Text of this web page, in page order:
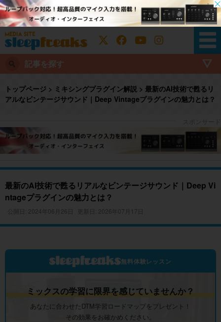
記事を探す
トップページ > ミキシングプラグイン解説 > 最新のAI技術で甦るリ
アルなビンテージサウンド｜Deep Vintageプラグインの魅力とは？
最新のAI技術で甦るリアルなビンテージサウンド｜Deep Vi
ntageプラグインの魅力とは？
公開日: 2024年06月26日 更新日: 2026年07月17日
無料体験レッスン
ミックスの学習に限界を感じていませんか？
あなたに合わせたDTM学習ロードマップをプレゼント！
その効果をお確かめください。